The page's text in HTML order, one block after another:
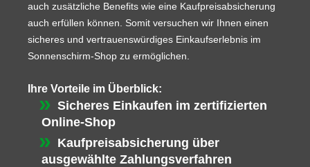
auch zusätzliche Benefits wie eine Kaufpreisabsicherung
auch erfüllen können. Somit versuchen wir Ihnen einen
sicheres und vertrauenswürdiges Einkaufserlebnis im
Sonnenschirm-Shop zu ermöglichen.
Ihre Vorteile im Überblick:
Sicheres Einkaufen im zertifizierten
Online-Shop
Kaufpreisabsicherung über
ausgewählte Zahlungsverfahren